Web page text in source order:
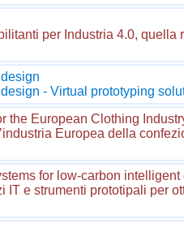
per Industria 4.0, quella
- Virtual prototyping
the European Clothing
Europea della
for low-carbon intelligent
e strumenti prototipali per